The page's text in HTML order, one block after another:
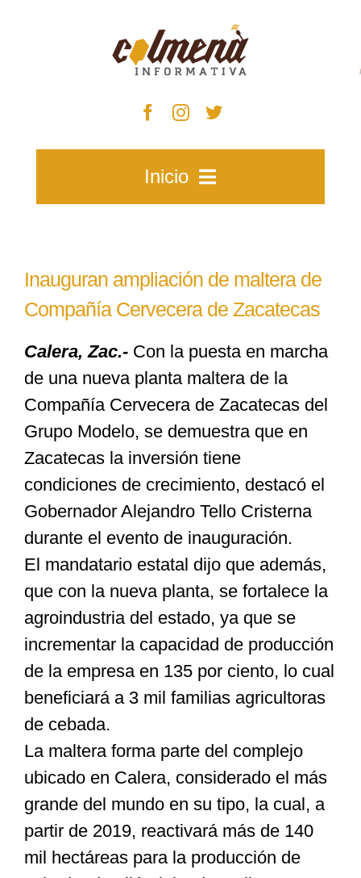
Inicio
Zacatecas
Municipios
Especiales
Nacional
Opinión
Cultura
Nosotros
Inauguran ampliación de maltera de
Compañía Cervecera de Zacatecas
Calera, Zac.- Con la puesta en marcha
de una nueva planta maltera de la
Compañía Cervecera de Zacatecas del
Grupo Modelo, se demuestra que en
Zacatecas la inversión tiene
condiciones de crecimiento, destacó el
Gobernador Alejandro Tello Cristerna
durante el evento de inauguración.
El mandatario estatal dijo que además,
que con la nueva planta, se fortalece la
agroindustria del estado, ya que se
incrementar la capacidad de producción
de la empresa en 135 por ciento, lo cual
beneficiará a 3 mil familias agricultoras
de cebada.
La maltera forma parte del complejo
ubicado en Calera, considerado el más
grande del mundo en su tipo, la cual, a
partir de 2019, reactivará más de 140
mil hectáreas para la producción de